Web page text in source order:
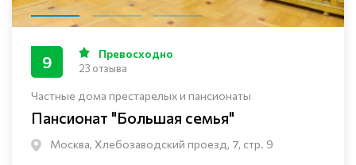
Частные дома престарелых и пансионаты
Пансионат "Большая семья"
Москва, Хлебозаводский проезд, 7, стр. 9
9 Превосходно
23 отзыва